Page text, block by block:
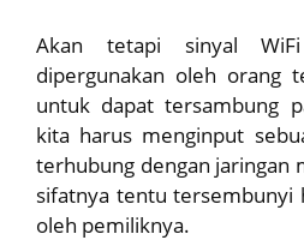
Akan tetapi sinyal
dipergunakan oleh orang
untuk dapat tersambung
kita harus menginput
terhubung dengan jaringan
sifatnya tentu tersembunyi
oleh pemiliknya.